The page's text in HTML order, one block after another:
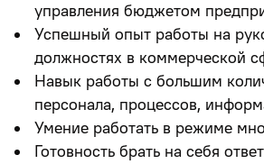
управления бюджетом
Успешный опыт работы на
должностях в коммерческой
Навык работы с большим
персонала, процессов,
Умение работать в режиме
Готовность брать на себя